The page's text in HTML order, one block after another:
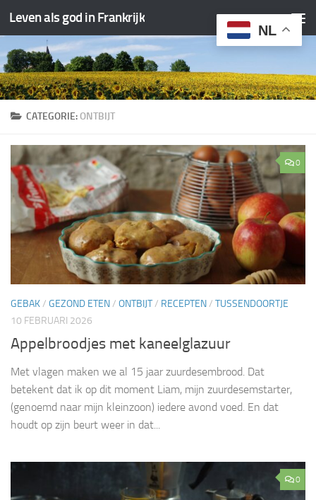
Doorgaan naar inhoud
Leven als god in Frankrijk
CATEGORIE:ONTBIJT
0
GEBAK/ GEZOND ETEN/ ONTBIJT/ RECEPTEN/ TUSSENDOORTJE
10 FEBRUARI 2026
Appelbroodjes met kaneelglazuur
Met vlagen maken we al 15 jaar zuurdesembrood. Dat
betekent dat ik op dit moment Liam, mijn zuurdesemstarter,
(genoemd naar mijn kleinzoon) iedere avond voed. En dat
houdt op zijn beurt weer in dat...
0
NL